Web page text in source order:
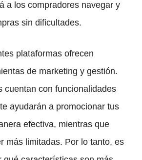
a los compradores navegar y
sin dificultades.
plataformas ofrecen
de marketing y gestión.
cuentan con funcionalidades
ayudarán a promocionar tus
efectiva, mientras que
más limitadas. Por lo tanto, es